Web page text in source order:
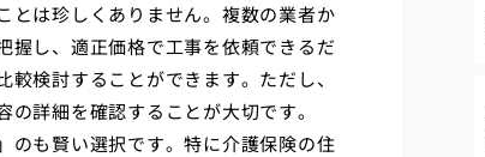
とは珍しくありません。複数の業者か
握し、適正価格で工事を依頼できるだ
検討することができます。ただし、
詳細を確認することが大切です。
のも賢い選択です。特に介護保険の住